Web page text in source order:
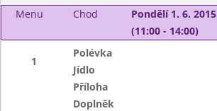
Menu Chod
Pondělí 1. 6. 2015
(11:00 - 14:00)
1
Polévka
Jídlo
Příloha
Doplněk